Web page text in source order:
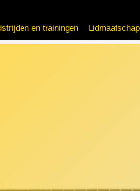
en trainingen Lidmaatschap